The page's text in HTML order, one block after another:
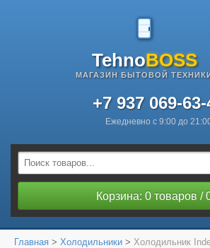
TehnoBOSS
МАГАЗИН БЫТОВОЙ
+7 937 069-63-
Ежедневно с 9:00 до
Корзина: 0 товаров /
Главная > Холодильники > Холодильник